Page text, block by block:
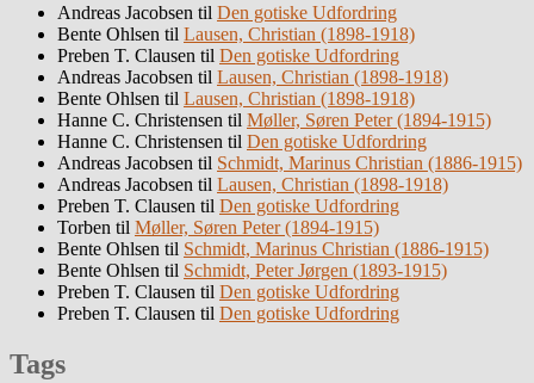
Andreas Jacobsen til Den gotiske Udfordring
Bente Ohlsen til Lausen, Christian (1898-1918)
Preben T. Clausen til Den gotiske Udfordring
Andreas Jacobsen til Lausen, Christian (1898-1918)
Bente Ohlsen til Lausen, Christian (1898-1918)
Hanne C. Christensen til Møller, Søren Peter (1894-1915)
Hanne C. Christensen til Den gotiske Udfordring
Andreas Jacobsen til Schmidt, Marinus Christian (1886-1915)
Andreas Jacobsen til Lausen, Christian (1898-1918)
Preben T. Clausen til Den gotiske Udfordring
Torben til Møller, Søren Peter (1894-1915)
Bente Ohlsen til Schmidt, Marinus Christian (1886-1915)
Bente Ohlsen til Schmidt, Peter Jørgen (1893-1915)
Preben T. Clausen til Den gotiske Udfordring
Preben T. Clausen til Den gotiske Udfordring
Tags